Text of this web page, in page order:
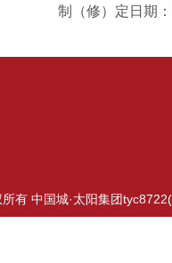
制（修）定日期：
所有 中国城·太阳集团